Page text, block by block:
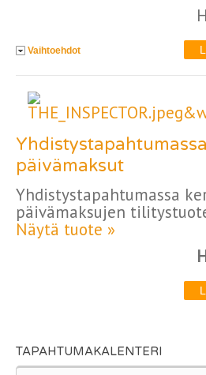
Vaihtoehdot
päivämaksut
Yhdistystapahtumassa
päivämaksujen
Näytä tuote »
TAPAHTUMAKALENTERI